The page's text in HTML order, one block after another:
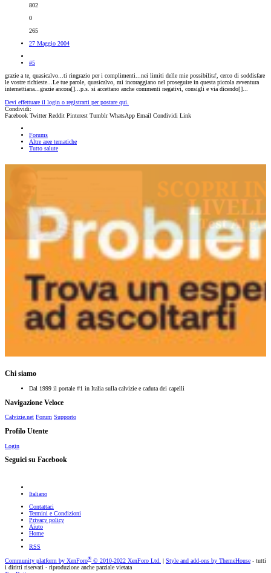
802
0
265
27 Maggio 2004
#5
grazie a te, quasicalvo...ti ringrazio per i complimenti...nei limiti delle mie possibilita', cerco di soddisfare
le vostre richieste...Le tue parole, quasicalvo, mi incoraggiano nel proseguire in questa piccola avventura
internettiana...grazie ancora[]...p.s. si accettano anche commenti negativi, consigli e via dicendo[]...
Devi effettuare il login o registrarti per postare qui.
Condividi:
Facebook Twitter Reddit Pinterest Tumblr WhatsApp Email Condividi Link
Forums
Altre aree tematiche
Tutto salute
Chi siamo
Dal 1999 il portale #1 in Italia sulla calvizie e caduta dei capelli
Navigazione Veloce
Calvizie.net Forum Supporto
Profilo Utente
Login
Seguici su Facebook
Italiano
Contattaci
Termini e Condizioni
Privacy policy
Aiuto
Home
RSS
Community platform by XenForo® © 2010-2022 XenForo Ltd. Style and add-ons by ThemeHouse - tutti
i diritti riservati - riproduzione anche parziale vietata